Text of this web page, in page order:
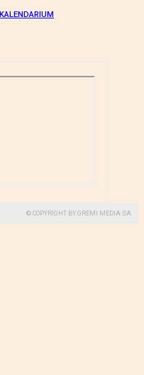
KALENDARIUM
© COPYRIGHT BY GREMI MEDIA SA